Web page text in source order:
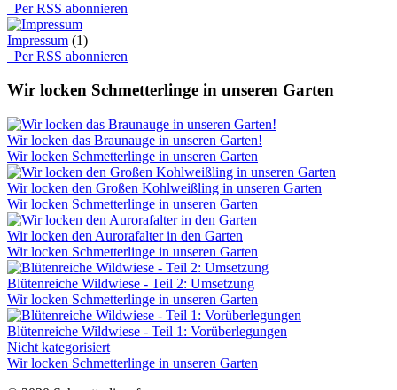
Per RSS abonnieren
Impressum (1)
Per RSS abonnieren
Wir locken Schmetterlinge in unseren Garten
Wir locken das Braunauge in unseren Garten!
Wir locken Schmetterlinge in unseren Garten
Wir locken den Großen Kohlweißling in unseren Garten
Wir locken Schmetterlinge in unseren Garten
Wir locken den Aurorafalter in den Garten
Wir locken Schmetterlinge in unseren Garten
Blütenreiche Wildwiese - Teil 2: Umsetzung
Wir locken Schmetterlinge in unseren Garten
Blütenreiche Wildwiese - Teil 1: Vorüberlegungen
Nicht kategorisiert
Wir locken Schmetterlinge in unseren Garten